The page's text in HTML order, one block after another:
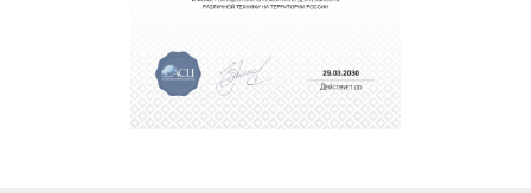
полной сохранности и бесплатно.
положительные отзывы и обрели отличную
репутацию. Мы постоянно совершенствуемся и